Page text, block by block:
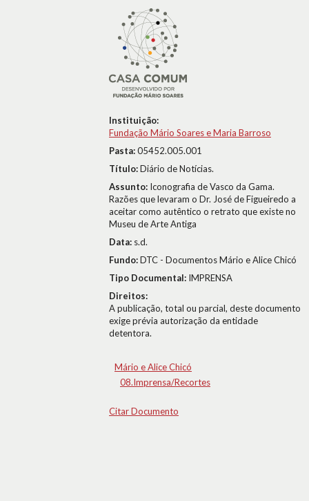
Instituição:
Fundação Mário Soares e Maria Barroso
Pasta:05452.005.001
Título:Diário de Notícias.
Assunto: Iconografia de Vasco da Gama.
Razões que levaram o Dr. José de Figueiredo a
aceitar como autêntico o retrato que existe no
Museu de Arte Antiga
Data: s.d.
Fundo:DTC - Documentos Mário e Alice Chicó
Tipo Documental: IMPRENSA
Direitos:
A publicação, total ou parcial, deste documento
exige prévia autorização da entidade
detentora.
Mário e Alice Chicó
08.Imprensa/Recortes
Citar Documento